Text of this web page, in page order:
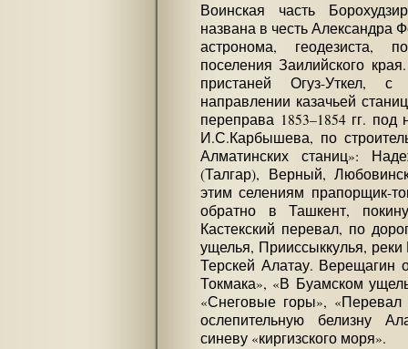
Воинская часть
названа в честь Александра
астронома, геодезиста,
поселения Заилийского
пристаней Огуз-Уткел,
направлении казачьей
переправа 1853–1854 гг.
И.С.Карбышева, по
Алматинских станиц»:
(Талгар), Верный,
этим селениям прапорщик-
обратно в Ташкент,
Кастекский перевал, по
ущелья, Прииссыккулья,
Терскей Алатау. Верещагин
Токмака», «В Буамском
«Снеговые горы», «Перевал
ослепительную белизну
синеву «киргизского моря».